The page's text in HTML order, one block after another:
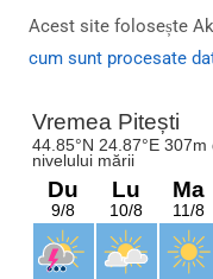
Acest site folosește
cum sunt procesate